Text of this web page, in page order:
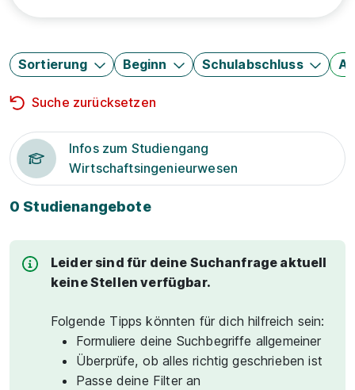
Sortierung Beginn Schulabschluss
Suche zurücksetzen
Infos zum Studiengang
Wirtschaftsingenieurwesen
0 Studienangebote
Leider sind für deine Suchanfrage aktuell
keine Stellen verfügbar.
Folgende Tipps könnten für dich hilfreich sein:
Formuliere deine Suchbegriffe allgemeiner
Überprüfe, ob alles richtig geschrieben ist
Passe deine Filter an